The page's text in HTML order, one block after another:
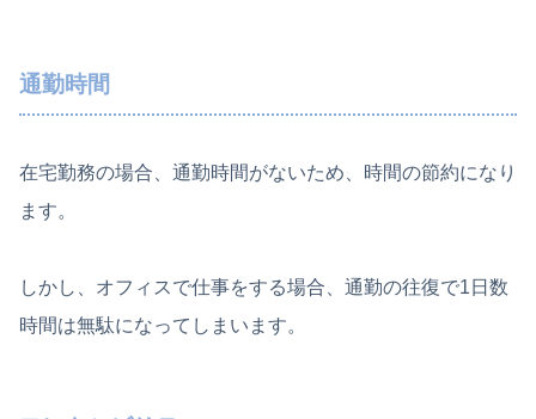
通勤時間
在宅勤務の場合、通勤時間がないため、時間の節約になり
ます。
しかし、オフィスで仕事をする場合、通勤の往復で1日数
時間は無駄になってしまいます。